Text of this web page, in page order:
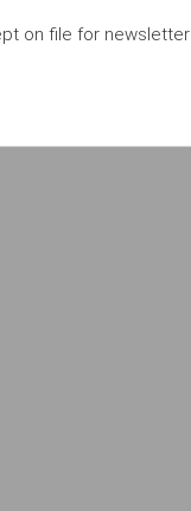
on file for newsletter